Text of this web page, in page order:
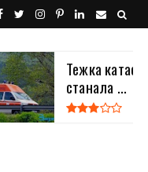
Тежка
станала ...